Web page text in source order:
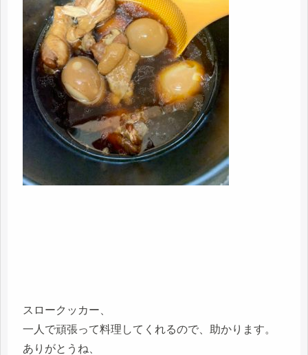
スロークッカー、
一人で頑張って料理してくれるので、助かります。
ありがとうね、